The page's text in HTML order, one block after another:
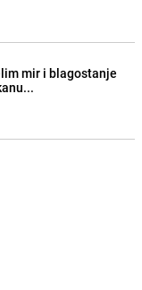
mir i blagostanje